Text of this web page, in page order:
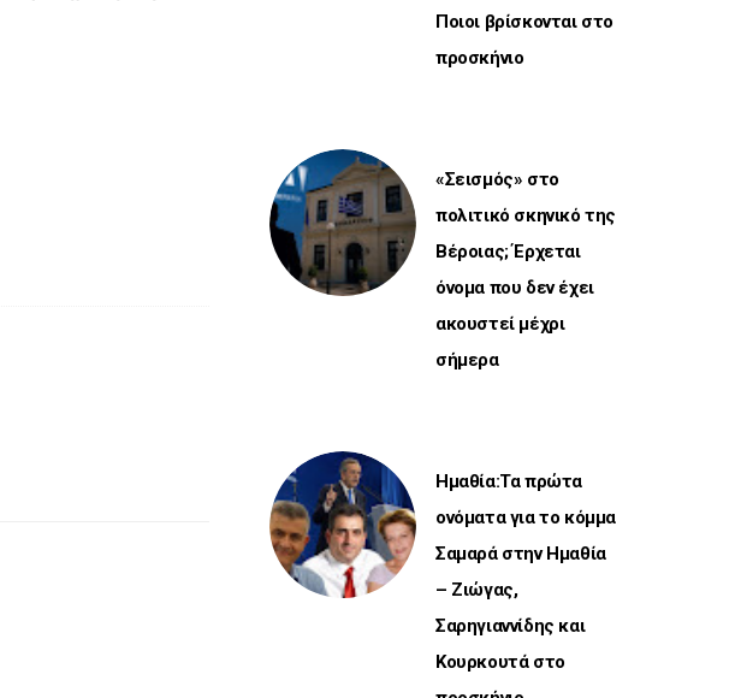
Ποιοι βρίσκονται στο
προσκήνιο
«Σεισμός» στο
πολιτικό σκηνικό της
Βέροιας; Έρχεται
όνομα που δεν έχει
ακουστεί μέχρι
σήμερα
Ημαθία:Τα πρώτα
ονόματα για το κόμμα
Σαμαρά στην Ημαθία
– Ζιώγας,
Σαρηγιαννίδης και
Κουρκουτά στο